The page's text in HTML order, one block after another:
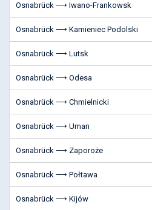
Osnabrück ⟶ Iwano-Frankowsk
Osnabrück ⟶ Kamieniec Podolski
Osnabrück ⟶ Lutsk
Osnabrück ⟶ Odesa
Osnabrück ⟶ Chmielnicki
Osnabrück ⟶ Uman
Osnabrück ⟶ Zaporoże
Osnabrück ⟶ Połtawa
Osnabrück ⟶ Kijów